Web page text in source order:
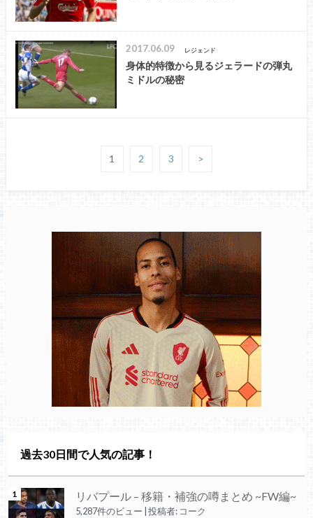
2017.06.09 レジェンド
身体的特徴から見るジェラードの弾丸
ミドルの秘密
1 2 3 >
過去30日間で人気の記事！
リバプール – 移籍・補強の噂まとめ ~FW編~
5,287件のビュー 投稿者: コーク